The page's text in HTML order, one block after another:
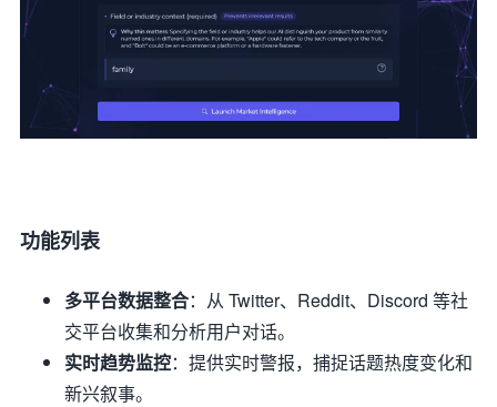
功能列表
多平台数据整合：从 Twitter、Reddit、Discord 等社
交平台收集和分析用户对话。
实时趋势监控：提供实时警报，捕捉话题热度变化和
新兴叙事。